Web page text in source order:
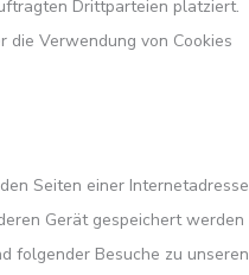
Drittparteien platziert.
die Verwendung von Cookies
Seiten einer Internetadresse
Gerät gespeichert werden
folgender Besuche zu unseren